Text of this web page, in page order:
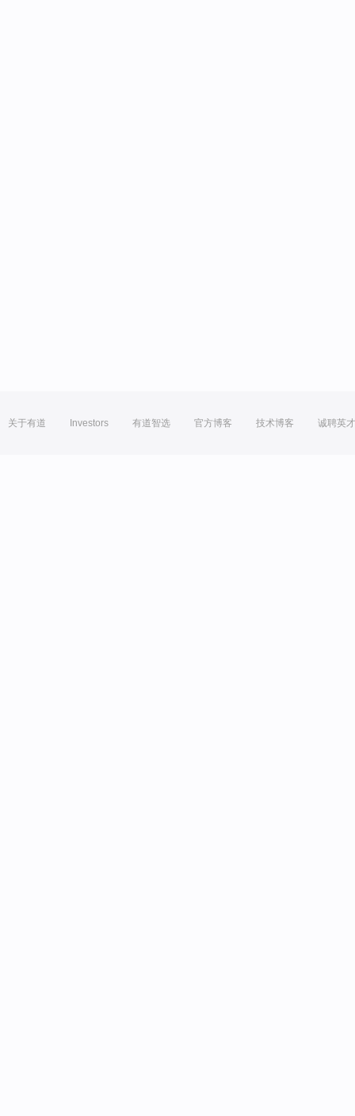
关于有道 Investors 有道智选 官方博客 技术博客 诚聘英才